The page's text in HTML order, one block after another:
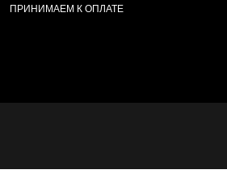
ПРИНИМАЕМ К ОПЛАТЕ